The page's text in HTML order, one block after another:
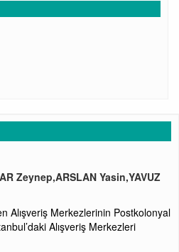
Zeynep,ARSLAN Yasin,YAVUZ
Alışveriş Merkezlerinin Postkolonyal
Alışveriş Merkezleri